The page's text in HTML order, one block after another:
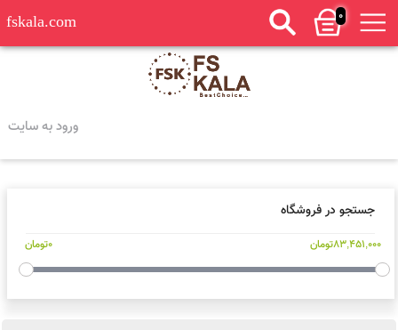
0
fskala.com
ورود به سایت
جستجو در فروشگاه
83,451,000تومان 0تومان